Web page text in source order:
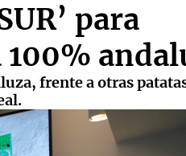
para
frente a otras